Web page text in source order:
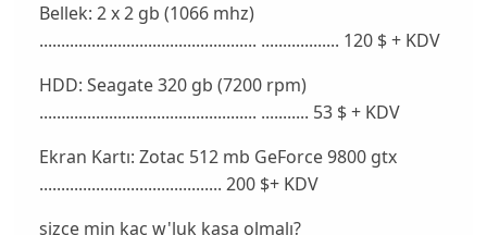
Bellek: 2 x 2 gb (1066 mhz)
.................................................. .................. 120 $ + KDV
HDD: Seagate 320 gb (7200 rpm)
.................................................. ........... 53 $ + KDV
Ekran Kartı: Zotac 512 mb GeForce 9800 gtx
.......................................... 200 $+ KDV
sizce min kaç w'luk kasa olmalı?